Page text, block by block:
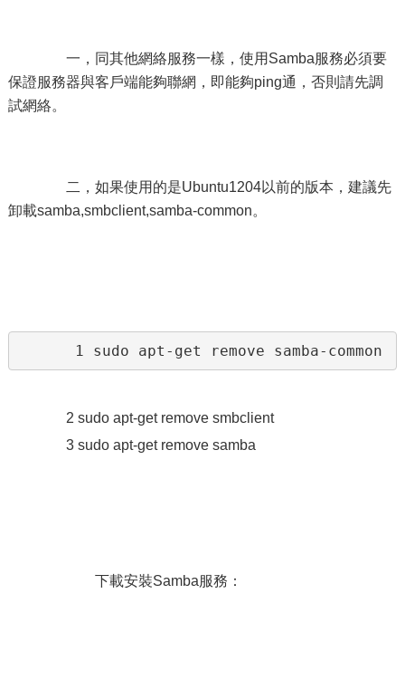
一，同其他網絡服務一樣，使用Samba服務必須要
保證服務器與客戶端能夠聯網，即能夠ping通，否則請先調
試網絡。
二，如果使用的是Ubuntu1204以前的版本，建議先
卸載samba,smbclient,samba-common。
1 sudo apt-get remove samba-common
2 sudo apt-get remove smbclient
3 sudo apt-get remove samba
下載安裝Samba服務：